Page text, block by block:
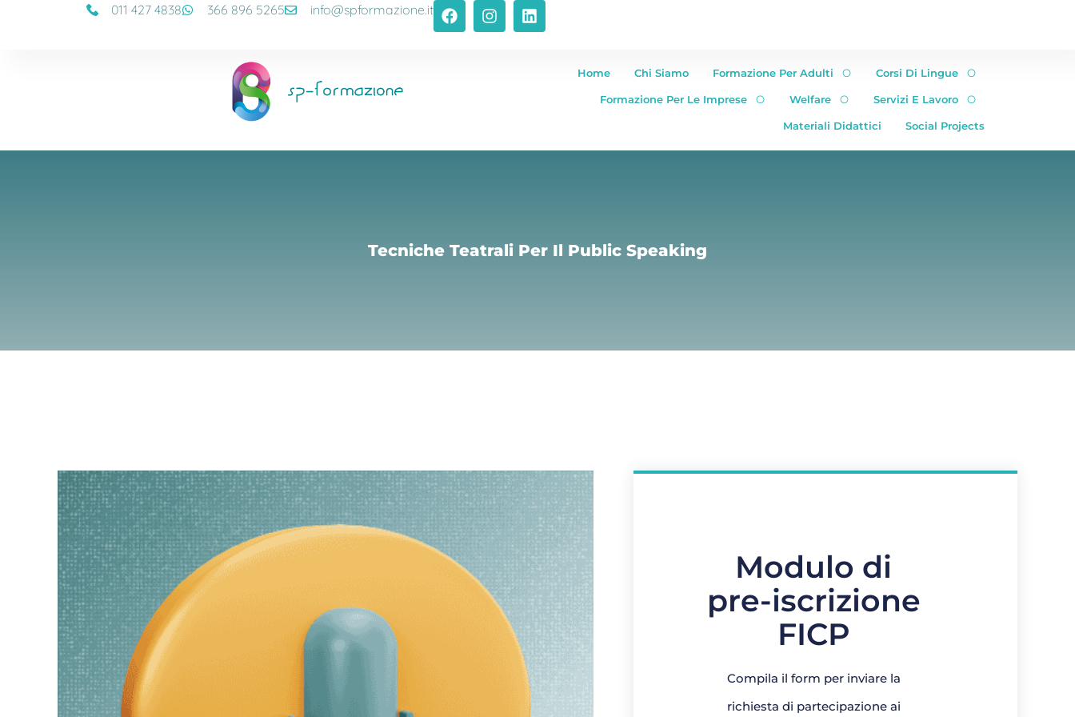
011 427 4838 366 896 5265 info@spformazione.it
Home Chi Siamo Formazione Per Adulti Corsi Di Lingue
Formazione Per Le Imprese Welfare Servizi E Lavoro
Materiali Didattici Social Projects
Tecniche Teatrali Per Il Public Speaking
Modulo di
pre-iscrizione
FICP
Compila il form per inviare la
richiesta di partecipazione ai